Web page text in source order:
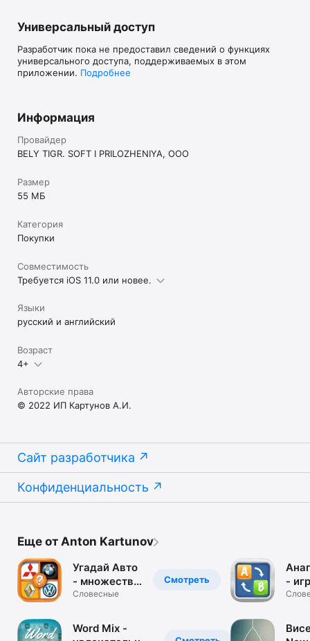
Универсальный доступ
Разработчик пока не предоставил сведений о функциях
универсального доступа, поддерживаемых в этом
приложении. Подробнее
Информация
Провайдер
BELY TIGR. SOFT I PRILOZHENIYA, OOO
Размер
55 МБ
Категория
Покупки
Совместимость
Требуется iOS 11.0 или новее.
Языки
русский и английский
Возраст
4+
Авторские права
© 2022 ИП Картунов А.И.
Сайт разработчика
Конфиденциальность
Еще от Anton Kartunov
Смотреть
Угадай Авто
- множество
брендов
в одном
приложении
Словесные
Word Mix -
-
игр